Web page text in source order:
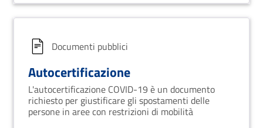
Documenti pubblici
Autocertificazione
L'autocertificazione COVID-19 è un documento
richiesto per giustificare gli spostamenti delle
persone in aree con restrizioni di mobilità